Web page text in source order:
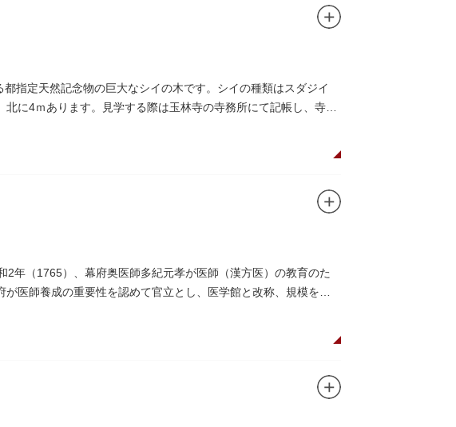
指定天然記念物の巨大なシイの木です。シイの種類はスダジイ
に4ｍあります。見学する際は玉林寺の寺務所にて記帳し、寺の
年（1765）、幕府奥医師多紀元孝が医師（漢方医）の教育のた
医師養成の重要性を認めて官立とし、医学館と改称、規模を拡